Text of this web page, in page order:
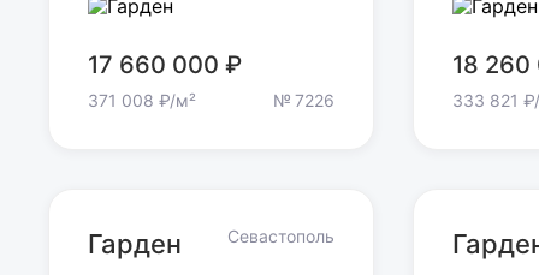
17 660 000 ₽
371 008 ₽/м² № 7226
18
333 821
Гарден Севастополь